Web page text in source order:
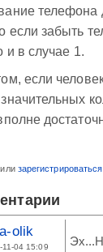
телефона
если забыть
и в случае 1.
если
или зарегистрироваться
olik
11-04 15:09